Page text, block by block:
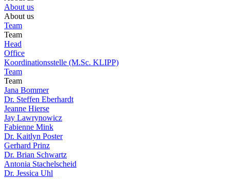
About us
About us
Team
Team
Head
Office
Koordinationsstelle (M.Sc. KLIPP)
Team
Team
Jana Bommer
Dr. Steffen Eberhardt
Jeanne Hierse
Jay Lawrynowicz
Fabienne Mink
Dr. Kaitlyn Poster
Gerhard Prinz
Dr. Brian Schwartz
Antonia Stachelscheid
Dr. Jessica Uhl